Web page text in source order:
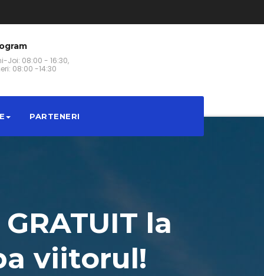
Joi: 08:00 - 16:30,
08:00 -14:30
PARTENERI
la
viitorul!